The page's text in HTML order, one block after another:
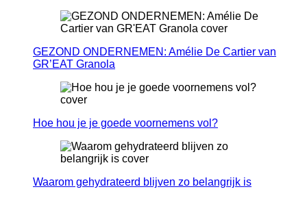
GEZOND ONDERNEMEN: Amélie De Cartier van
GR’EAT Granola
Hoe hou je je goede voornemens vol?
Waarom gehydrateerd blijven zo belangrijk is